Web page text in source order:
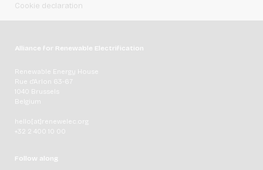
Cookie declaration
Alliance for Renewable Electrification
Renewable Energy House
Rue d'Arlon 63-67
1040 Brussels
Belgium
hello[at]renewelec.org
+32 2 400 10 00
Follow along